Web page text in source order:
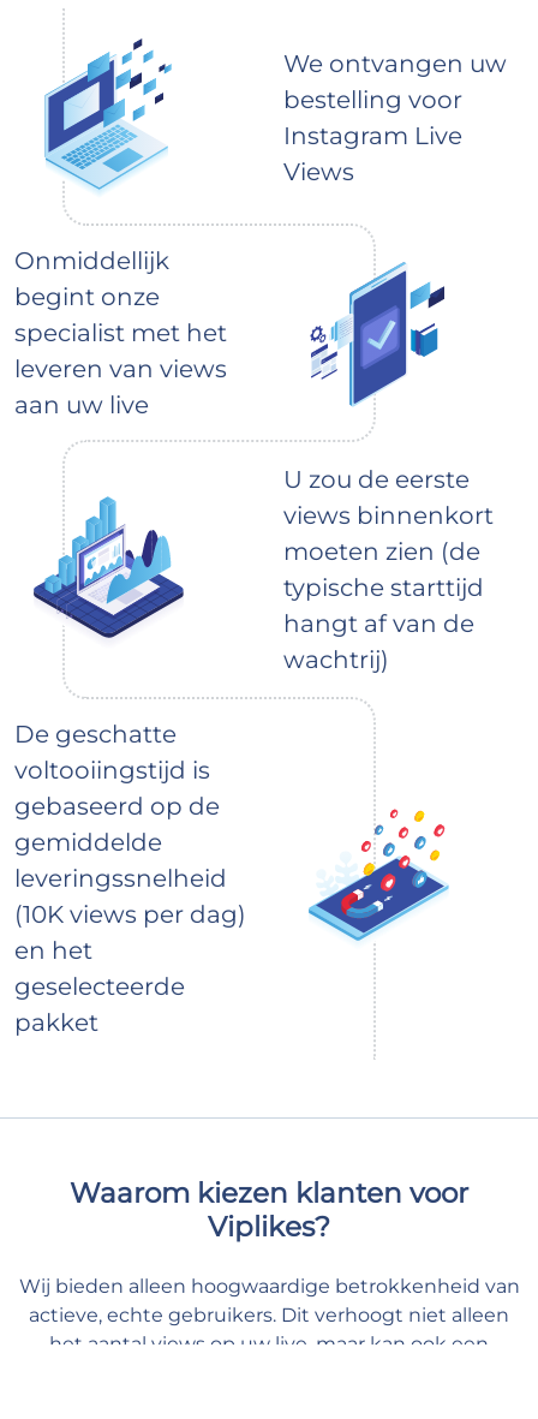
We ontvangen uw
bestelling voor
Instagram Live
Views
Onmiddellijk
begint onze
specialist met het
leveren van views
aan uw live
U zou de eerste
views binnenkort
moeten zien (de
typische starttijd
hangt af van de
wachtrij)
De geschatte
voltooiingstijd is
gebaseerd op de
gemiddelde
leveringssnelheid
(10K views per dag)
en het
geselecteerde
pakket
Waarom kiezen klanten voor
Viplikes?
Wij bieden alleen hoogwaardige betrokkenheid van
actieve, echte gebruikers. Dit verhoogt niet alleen
het aantal views op uw live, maar kan ook een